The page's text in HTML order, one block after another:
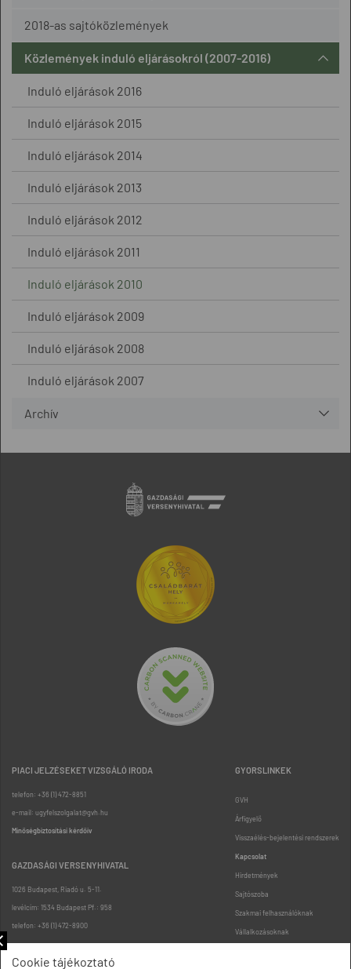
2018-as sajtóközlemények
Közlemények induló eljárásokról (2007-2016)
Induló eljárások 2016
Induló eljárások 2015
Induló eljárások 2014
Induló eljárások 2013
Induló eljárások 2012
Induló eljárások 2011
Induló eljárások 2010
Induló eljárások 2009
Induló eljárások 2008
Induló eljárások 2007
Archív
PIACI JELZÉSEKET VIZSGÁLÓ IRODA
telefon: +36 (1) 472-8851
e-mail: ugyfelszolgalat@gvh.hu
Minőségbiztosítási kérdőív
GAZDASÁGI VERSENYHIVATAL
1026 Budapest, Riadó u. 5-11.
levélcím: 1534 Budapest Pf.: 958
telefon: +36 (1) 472-8900
GYORSLINKEK
GVH
Árfigyelő
Visszaélés-bejelentési rendszerek
Kapcsolat
Hirdetmények
Sajtószoba
Szakmai felhasználóknak
Vállalkozásoknak
Cookie tájékoztató